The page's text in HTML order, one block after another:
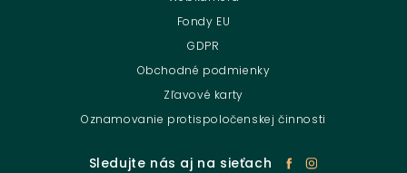
Fondy EU
GDPR
Obchodné podmienky
Zľavové karty
Oznamovanie protispoločenskej činnosti
Sledujte nás aj na sieťach